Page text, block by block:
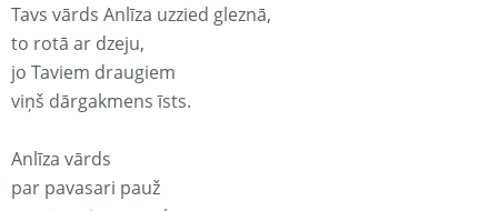
Tavs vārds Anlīza uzzied gleznā,
to rotā ar dzeju,
jo Taviem draugiem
viņš dārgakmens īsts.
Anlīza vārds
par pavasari pauž